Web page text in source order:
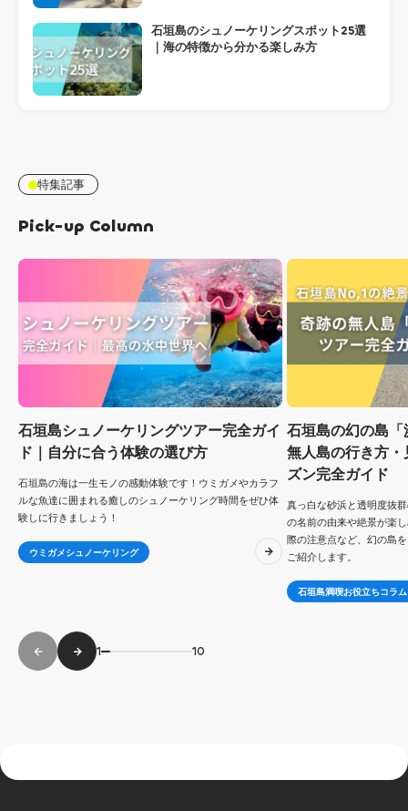
石垣島のシュノーケリングスポット25選
｜海の特徴から分かる楽しみ方
特集記事
Pick-up Column
石垣島シュノーケリングツアー完全ガイ
ド｜自分に合う体験の選び方
石垣島の海は一生モノの感動体験です！ウミガメやカラフ
ルな魚達に囲まれる癒しのシュノーケリング時間をぜひ体
験しに行きましょう！
ウミガメシュノーケリング
石垣島の幻の島
無人島の行き方
ズン完全ガイド
真っ白な砂浜と透明度抜
の名前の由来や絶景が楽
際の注意点など、幻の島
ご紹介します。
石垣島満喫お役立ちコラム
1 10